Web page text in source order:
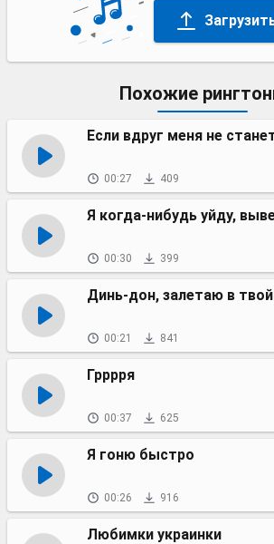
Похожие
Если вдруг меня не
00:27 409
00:30 399
Динь-дон, залетаю в
00:21 841
Грррря
00:37 625
Я гоню быстро
00:26 916
Любимки украинки